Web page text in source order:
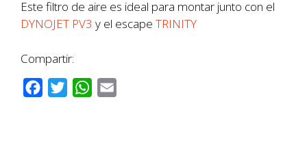
Este filtro de aire es ideal para montar junto con el
DYNOJET PV3 y el escape TRINITY
Compartir:
W